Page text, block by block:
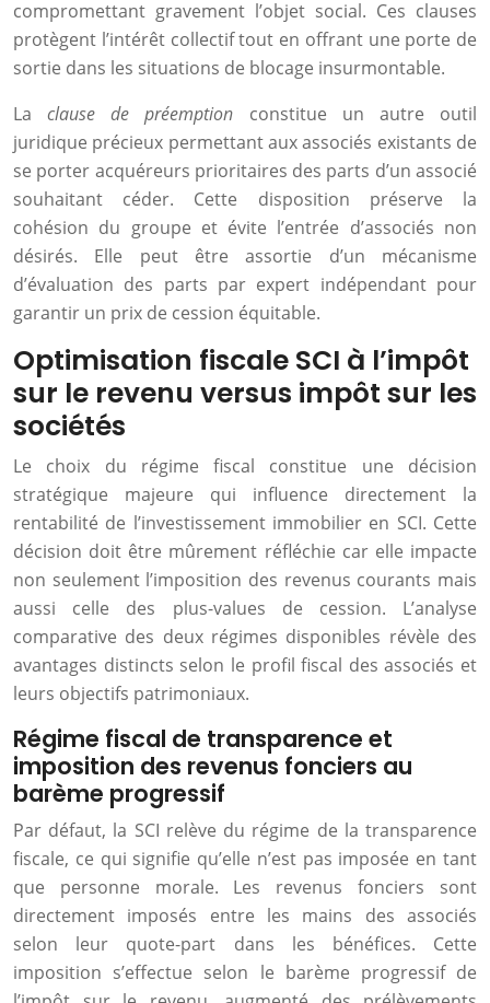
compromettant gravement l’objet social. Ces clauses
protègent l’intérêt collectif tout en offrant une porte de
sortie dans les situations de blocage insurmontable.
Laclause de préemption constitue un autre outil
juridique précieux permettant aux associés existants de
se porter acquéreurs prioritaires des parts d’un associé
souhaitant céder. Cette disposition préserve la
cohésion du groupe et évite l’entrée d’associés non
désirés. Elle peut être assortie d’un mécanisme
d’évaluation des parts par expert indépendant pour
garantir un prix de cession équitable.
Optimisation fiscale SCI à l’impôt
sur le revenu versus impôt sur les
sociétés
Le choix du régime fiscal constitue une décision
stratégique majeure qui influence directement la
rentabilité de l’investissement immobilier en SCI. Cette
décision doit être mûrement réfléchie car elle impacte
non seulement l’imposition des revenus courants mais
aussi celle des plus-values de cession. L’analyse
comparative des deux régimes disponibles révèle des
avantages distincts selon le profil fiscal des associés et
leurs objectifs patrimoniaux.
Régime fiscal de transparence et
imposition des revenus fonciers au
barème progressif
Par défaut, la SCI relève du régime de la transparence
fiscale, ce qui signifie qu’elle n’est pas imposée en tant
que personne morale. Les revenus fonciers sont
directement imposés entre les mains des associés
selon leur quote-part dans les bénéfices. Cette
imposition s’effectue selon le barème progressif de